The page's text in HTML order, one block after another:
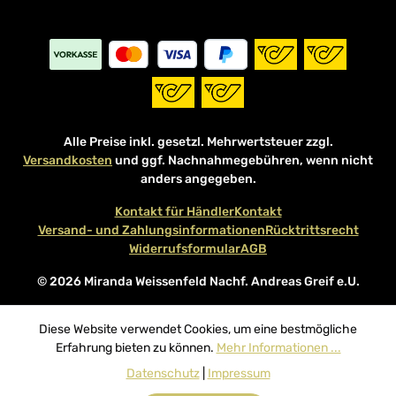
Alle Preise inkl. gesetzl. Mehrwertsteuer zzgl.
Versandkosten und ggf. Nachnahmegebühren, wenn nicht
anders angegeben.
© 2026 Miranda Weissenfeld Nachf. Andreas Greif e.U.
Kontakt für HändlerKontakt
Versand- und ZahlungsinformationenRücktrittsrecht
WiderrufsformularAGB
Diese Website verwendet Cookies, um eine bestmögliche
Erfahrung bieten zu können. Mehr Informationen ...
Datenschutz| Impressum